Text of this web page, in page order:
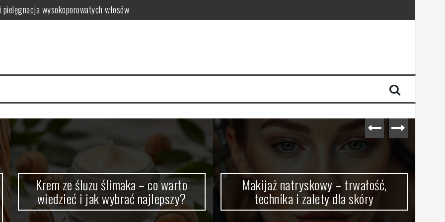
wysokoporowatych włosów
i jak wybrać najlepszy?
dla skóry
pielęgnacja krok po kroku
Krem ze śluzu ślimaka – co warto
wiedzieć i jak wybrać najlepszy?
Makijaż natryskowy – trwałość,
technika i zalety dla skóry